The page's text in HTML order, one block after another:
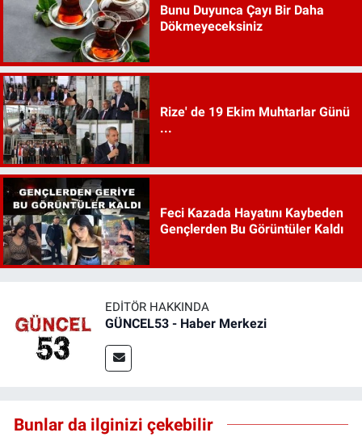
Bunu Duyunca Çayı Bir Daha
Dökmeyeceksiniz
Rize' de 19 Ekim Muhtarlar Günü
...
Feci Kazada Hayatını Kaybeden
Gençlerden Bu Görüntüler Kaldı
EDITÖR HAKKINDA
GÜNCEL53 - Haber Merkezi
Bunlar da ilginizi çekebilir